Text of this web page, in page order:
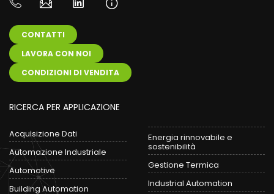
CONTATTI
LAVORA CON NOI
CONDIZIONI DI VENDITA
RICERCA PER APPLICAZIONE
Acquisizione Dati
Automazione Industriale
Automotive
Building Automation
Energia rinnovabile e
sostenibilità
Gestione Termica
Industrial Automation